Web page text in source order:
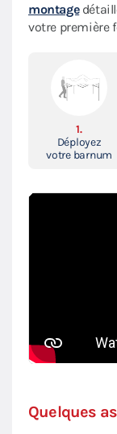
montage
votre première
1.
Déployez
votre barnum
Quelques